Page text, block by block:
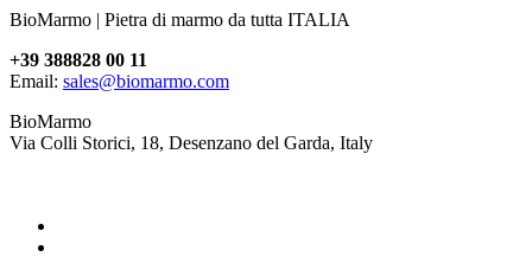
BioMarmo | Pietra di marmo da tutta ITALIA
+39 388828 00 11
Email: sales@biomarmo.com
BioMarmo
Via Colli Storici, 18, Desenzano del Garda, Italy